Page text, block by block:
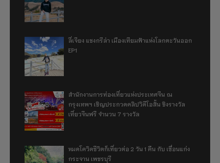
ลี่เจียง แชงกรีล่า เมืองเทียมฟ้าแห่งโลกตะวันออก
EP1
สำนักงานการท่องเที่ยวแห่งประเทศจีน ณ
กรุงเทพฯ เชิญประกวดคลิปวิดีโอสั้น ชิงรางวัล
เที่ยวจีนฟรี จำนวน 7 รางวัล
หมดโควิดชีวิตก็เที่ยวต่อ 2 วัน 1 คืน กับ เขื่อนแก่ง
กระจาน เพชรบุรี